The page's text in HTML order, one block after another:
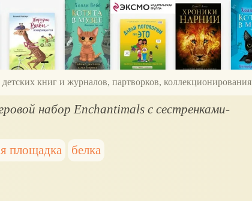
книг и журналов, партворков, коллекционирования
набор Enchantimals с сестренками-
площадка белка